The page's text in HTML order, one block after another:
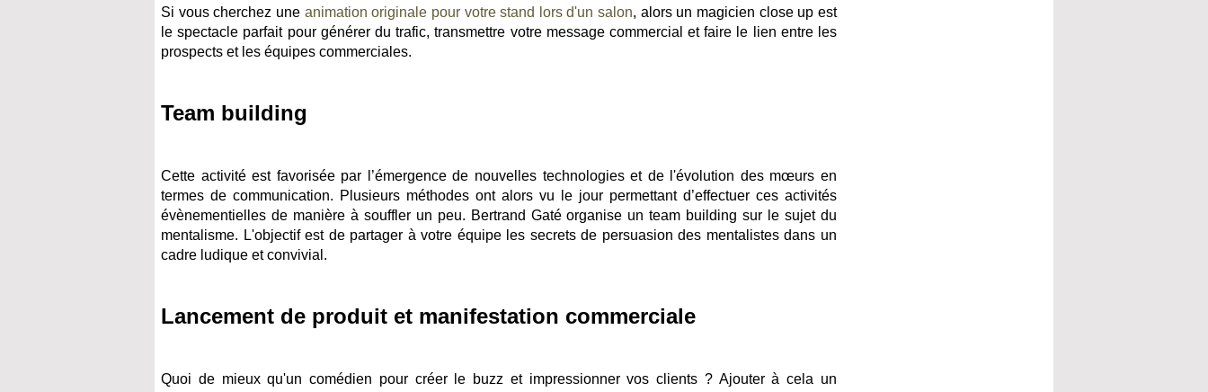
Si vous cherchez une animation originale pour votre stand lors d'un salon, alors un magicien close up est
le spectacle parfait pour générer du trafic, transmettre votre message commercial et faire le lien entre les
prospects et les équipes commerciales.
Team building
Cette activité est favorisée par l’émergence de nouvelles technologies et de l'évolution des mœurs en
termes de communication. Plusieurs méthodes ont alors vu le jour permettant d’effectuer ces activités
évènementielles de manière à souffler un peu. Bertrand Gaté organise un team building sur le sujet du
mentalisme. L'objectif est de partager à votre équipe les secrets de persuasion des mentalistes dans un
cadre ludique et convivial.
Lancement de produit et manifestation commerciale
Quoi de mieux qu'un comédien pour créer le buzz et impressionner vos clients ? Ajouter à cela un